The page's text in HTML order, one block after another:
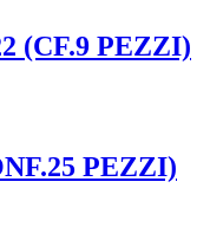
(CF.9 PEZZI)
PEZZI)